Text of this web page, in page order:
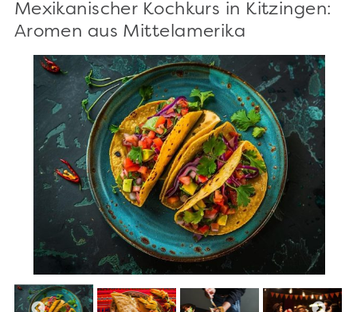
Mexikanischer Kochkurs in Kitzingen:
Aromen aus Mittelamerika